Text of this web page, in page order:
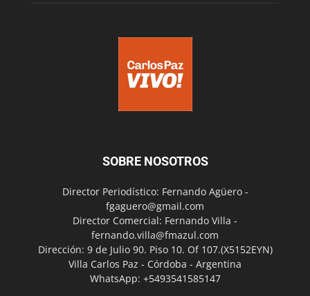
SOBRE NOSOTROS
Director Periodístico: Fernando Agüero -
fgaguero@gmail.com
Director Comercial: Fernando Villa -
fernando.villa@fmazul.com
Dirección: 9 de Julio 90. Piso 10. Of 107.(X5152EYN)
Villa Carlos Paz - Córdoba - Argentina
WhatsApp: +5493541585147